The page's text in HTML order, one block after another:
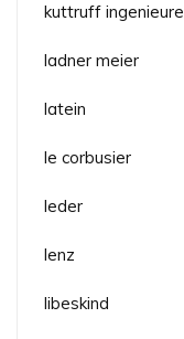
kuttruff ingenieure
ladner meier
latein
le corbusier
leder
lenz
libeskind